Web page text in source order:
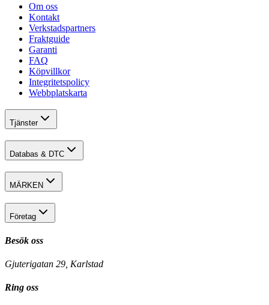
Om oss
Kontakt
Verkstadspartners
Fraktguide
Garanti
FAQ
Köpvillkor
Integritetspolicy
Webbplatskarta
Tjänster
Databas & DTC
MÄRKEN
Företag
Besök oss
Gjuterigatan 29, Karlstad
Ring oss